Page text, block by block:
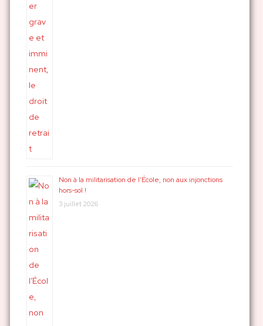
Non à la militarisation de l’École, non aux injonctions
hors-sol !
3 juillet 2026